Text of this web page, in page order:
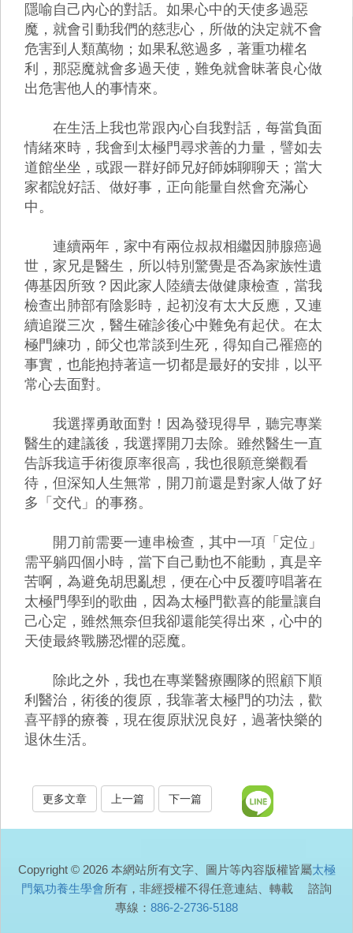
隱喻自己內心的對話。如果心中的天使多過惡
魔，就會引動我們的慈悲心，所做的決定就不會
危害到人類萬物；如果私慾過多，著重功權名
利，那惡魔就會多過天使，難免就會昧著良心做
出危害他人的事情來。
在生活上我也常跟內心自我對話，每當負面
情緒來時，我會到太極門尋求善的力量，譬如去
道館坐坐，或跟一群好師兄好師姊聊聊天；當大
家都說好話、做好事，正向能量自然會充滿心
中。
連續兩年，家中有兩位叔叔相繼因肺腺癌過
世，家兄是醫生，所以特別驚覺是否為家族性遺
傳基因所致？因此家人陸續去做健康檢查，當我
檢查出肺部有陰影時，起初沒有太大反應，又連
續追蹤三次，醫生確診後心中難免有起伏。在太
極門練功，師父也常談到生死，得知自己罹癌的
事實，也能抱持著這一切都是最好的安排，以平
常心去面對。
我選擇勇敢面對！因為發現得早，聽完專業
醫生的建議後，我選擇開刀去除。雖然醫生一直
告訴我這手術復原率很高，我也很願意樂觀看
待，但深知人生無常，開刀前還是對家人做了好
多「交代」的事務。
開刀前需要一連串檢查，其中一項「定位」
需平躺四個小時，當下自己動也不能動，真是辛
苦啊，為避免胡思亂想，便在心中反覆哼唱著在
太極門學到的歌曲，因為太極門歡喜的能量讓自
己心定，雖然無奈但我卻還能笑得出來，心中的
天使最終戰勝恐懼的惡魔。
除此之外，我也在專業醫療團隊的照顧下順
利醫治，術後的復原，我靠著太極門的功法，歡
喜平靜的療養，現在復原狀況良好，過著快樂的
退休生活。
更多文章 上一篇 下一篇
Copyright © 2026 本網站所有文字、圖片等內容版權皆屬太極
門氣功養生學會所有，非經授權不得任意連結、轉載 諮詢
專線： 886-2-2736-5188